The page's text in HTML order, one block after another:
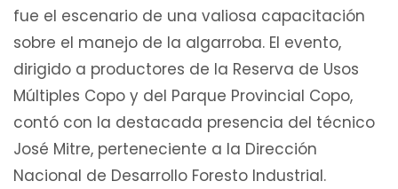
fue el escenario de una valiosa capacitación
sobre el manejo de la algarroba. El evento,
dirigido a productores de la Reserva de Usos
Múltiples Copo y del Parque Provincial Copo,
contó con la destacada presencia del técnico
José Mitre, perteneciente a la Dirección
Nacional de Desarrollo Foresto Industrial.